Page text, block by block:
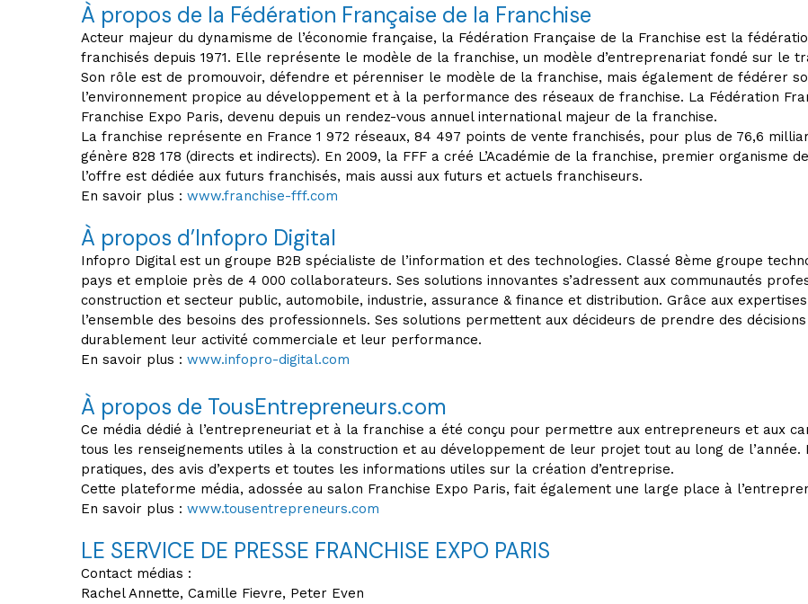
À propos de la Fédération Française de la Franchise
Acteur majeur du dynamisme de l’économie française, la Fédération Française de la Franchise est la
franchisés depuis 1971. Elle représente le modèle de la franchise, un modèle d’entreprenariat fondé sur le
Son rôle est de promouvoir, défendre et pérenniser le modèle de la franchise, mais également de fédérer
l’environnement propice au développement et à la performance des réseaux de franchise. La Fédération
Franchise Expo Paris, devenu depuis un rendez-vous annuel international majeur de la franchise.
La franchise représente en France 1 972 réseaux, 84 497 points de vente franchisés, pour plus de 76,6
génère 828 178 (directs et indirects). En 2009, la FFF a créé L’Académie de la franchise, premier organisme
l’offre est dédiée aux futurs franchisés, mais aussi aux futurs et actuels franchiseurs.
En savoir plus : www.franchise-fff.com
À propos d’Infopro Digital
Infopro Digital est un groupe B2B spécialiste de l’information et des technologies. Classé 8ème groupe
pays et emploie près de 4 000 collaborateurs. Ses solutions innovantes s’adressent aux communautés
construction et secteur public, automobile, industrie, assurance & finance et distribution. Grâce aux
l’ensemble des besoins des professionnels. Ses solutions permettent aux décideurs de prendre des
durablement leur activité commerciale et leur performance.
En savoir plus : www.infopro-digital.com
À propos de TousEntrepreneurs.com
Ce média dédié à l’entrepreneuriat et à la franchise a été conçu pour permettre aux entrepreneurs et aux
tous les renseignements utiles à la construction et au développement de leur projet tout au long de
pratiques, des avis d’experts et toutes les informations utiles sur la création d’entreprise.
Cette plateforme média, adossée au salon Franchise Expo Paris, fait également une large place à
En savoir plus : www.tousentrepreneurs.com
LE SERVICE DE PRESSE FRANCHISE EXPO PARIS
Contact médias :
Rachel Annette, Camille Fievre, Peter Even